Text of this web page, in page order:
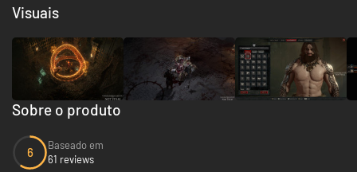
Sobre o produto
6
Baseado em
61 reviews
Visuais